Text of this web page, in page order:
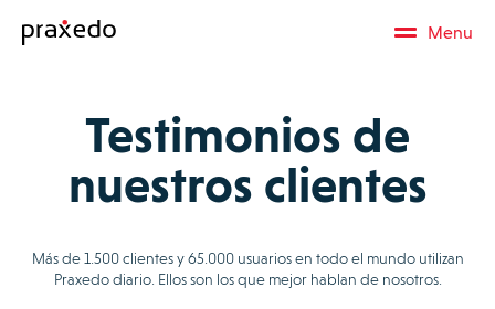
Menu
Testimonios de
nuestros clientes
Más de 1.500 clientes y 65.000 usuarios en todo el mundo utilizan
Praxedo diario. Ellos son los que mejor hablan de nosotros.